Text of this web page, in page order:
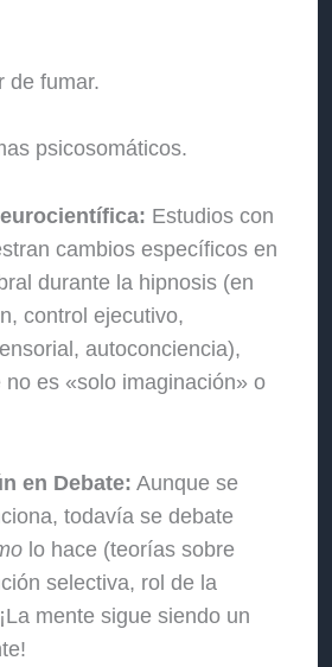
de fumar.
psicosomáticos.
Estudios con
cambios específicos en
durante la hipnosis (en
control ejecutivo,
autoconciencia),
es «solo imaginación» o
en Debate: Aunque se
todavía se debate
lo hace (teorías sobre
selectiva, rol de la
mente sigue siendo un